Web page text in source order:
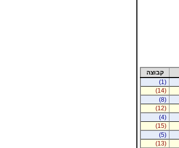
קבוצה
(1)
(14)
(8)
(12)
(4)
(15)
(5)
(13)